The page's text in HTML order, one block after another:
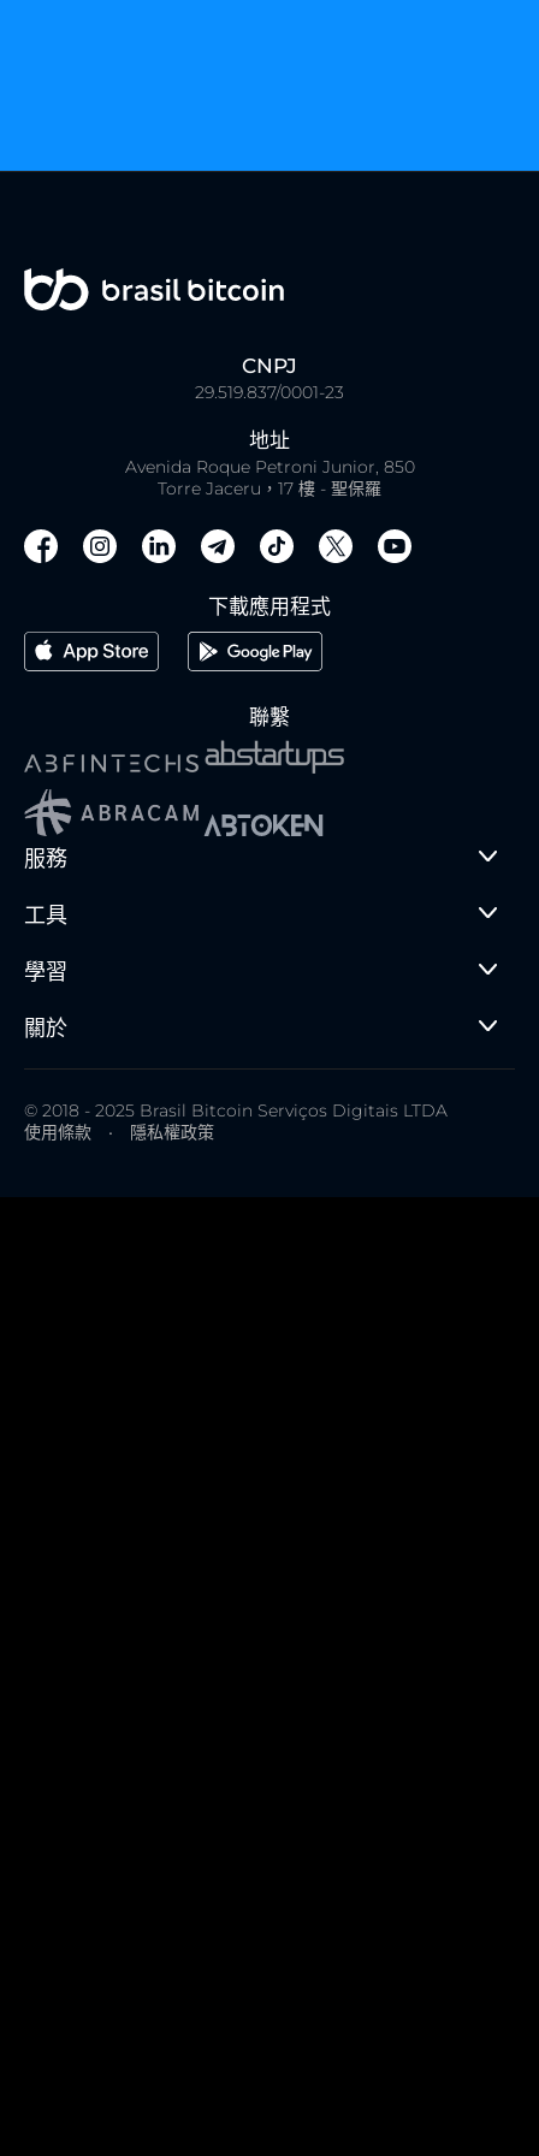
CNPJ
29.519.837/0001-23
地址
Avenida Roque Petroni Junior, 850
Torre Jaceru，17 樓 - 聖保羅
下載應用程式
聯繫
服務
工具
學習
關於
© 2018 - 2025 Brasil Bitcoin Serviços Digitais LTDA
使用條款
• 隱私權政策